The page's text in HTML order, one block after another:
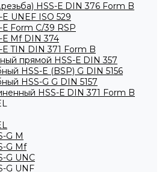
HSS-Е DIN 376 Form B
UNEF ISO 529
Form C/39 RSP
Mf DIN 374
TIN DIN 371 Form B
прямой HSS-Е DIN 357
HSS-E (BSP) G DIN 5156
HSS-G G DIN 5157
HSS-Е DIN 371 Form B
G M
G Mf
G UNC
G UNF